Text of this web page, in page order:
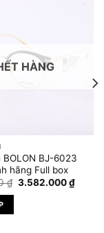
HÀNG
BOLON BJ-6023
hãng Full box
₫ Giá
3.582.000₫Giá
hiện